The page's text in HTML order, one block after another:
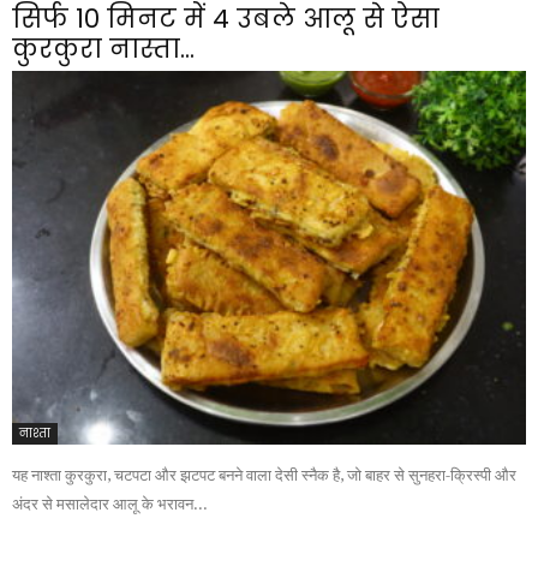
सिर्फ 10 मिनट में 4 उबले आलू से ऐसा
कुरकुरा नास्ता...
नाश्ता
यह नाश्ता कुरकुरा, चटपटा और झटपट बनने वाला देसी स्नैक है, जो बाहर से सुनहरा-क्रिस्पी और
अंदर से मसालेदार आलू के भरावन...